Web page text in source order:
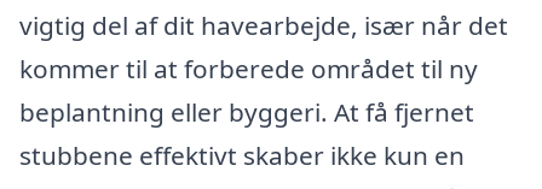
vigtig del af dit havearbejde, især når det
kommer til at forberede området til ny
beplantning eller byggeri. At få fjernet
stubbene effektivt skaber ikke kun en